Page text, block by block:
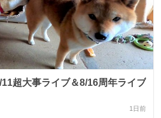
超大事ライブ＆8/16周年ライブ
1日前